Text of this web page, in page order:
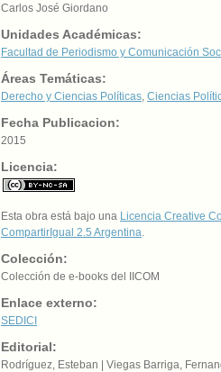
Carlos José Giordano
Unidades Académicas:
Facultad de Periodismo y Comunicación
Áreas Temáticas:
Derecho y Ciencias Políticas, Ciencias
Fecha Publicacion:
2015
Licencia:
Esta obra está bajo una Licencia Creative
CompartirIgual 2.5 Argentina.
Colección:
Colección de e-books del IICOM
Enlace externo:
SEDICI
Editorial:
Rodríguez, Esteban | Viegas Barriga,